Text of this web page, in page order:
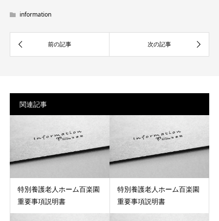
information
関連記事
特別養護老人ホーム百楽園
重要事項説明書
特別養護老人ホーム百楽園
重要事項説明書